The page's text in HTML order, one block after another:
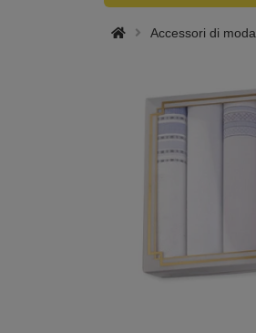
Accessori di moda